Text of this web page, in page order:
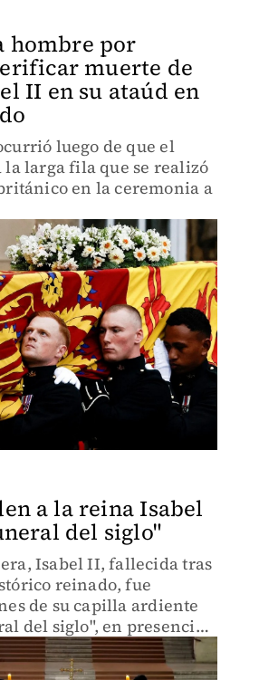
hombre por
muerte de
II en su ataúd en
luego de que el
la larga fila que se realizó
en la ceremonia a
a la reina Isabel
del siglo"
Isabel II, fallecida tras
reinado, fue
de su capilla ardiente
del siglo", en presencia
de todo el mundo, antes
en privado en Windsor.